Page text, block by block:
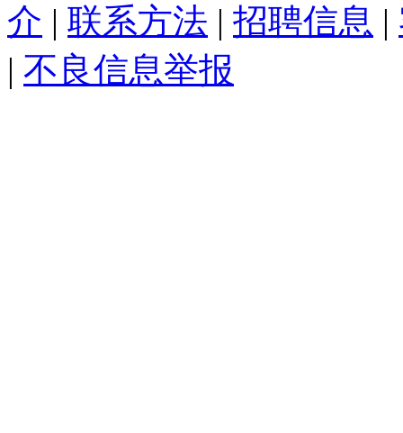
介 | 联系方法 | 招聘信息 |
| 不良信息举报